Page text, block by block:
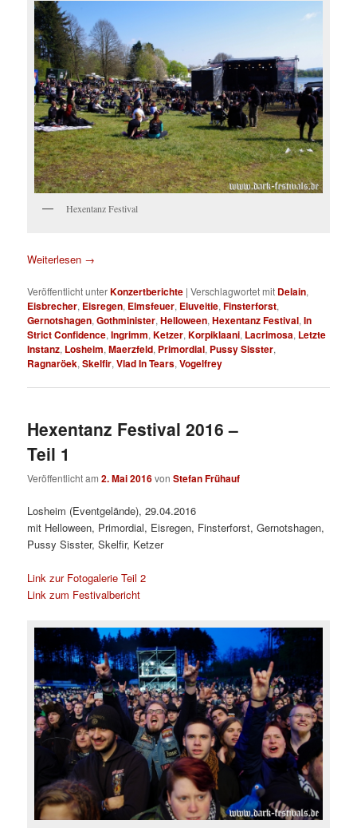
Hexentanz Festival
Weiterlesen →
Veröffentlicht unterKonzertberichte |Verschlagwortet mit Delain,
Eisbrecher, Eisregen, Elmsfeuer, Eluveitie,Finsterforst,
Gernotshagen,Gothminister,Helloween,Hexentanz Festival,In
Strict Confidence,Ingrimm,Ketzer,Korpiklaani, Lacrimosa, Letzte
Instanz, Losheim,Maerzfeld, Primordial, Pussy Sisster,
Ragnaröek,Skelfir,Vlad In Tears,Vogelfrey
Hexentanz Festival 2016 –
Teil 1
Veröffentlicht am2. Mai 2016vonStefan Frühauf
Losheim (Eventgelände), 29.04.2016
mit Helloween, Primordial, Eisregen, Finsterforst, Gernotshagen,
Pussy Sisster, Skelfir, Ketzer
Link zur Fotogalerie Teil 2
Link zum Festivalbericht